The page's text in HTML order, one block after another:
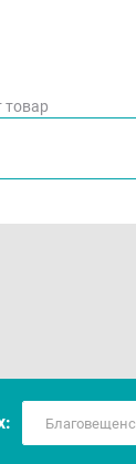
с высокой
товар